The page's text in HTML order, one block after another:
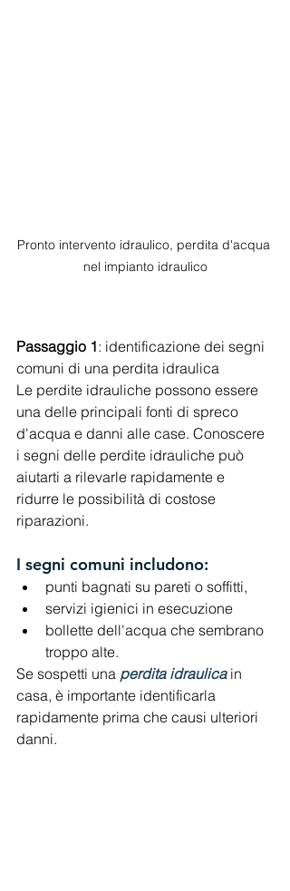
Pronto intervento idraulico, perdita d'acqua
nel impianto idraulico
Passaggio 1: identificazione dei segni
comuni di una perdita idraulica
Le perdite idrauliche possono essere
una delle principali fonti di spreco
d'acqua e danni alle case. Conoscere
i segni delle perdite idrauliche può
aiutarti a rilevarle rapidamente e
ridurre le possibilità di costose
riparazioni.
I segni comuni includono:
punti bagnati su pareti o soffitti,
servizi igienici in esecuzione
bollette dell'acqua che sembrano
troppo alte.
Se sospetti una perdita idraulica in
casa, è importante identificarla
rapidamente prima che causi ulteriori
danni.